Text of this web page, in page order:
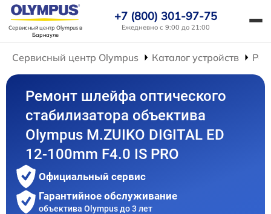
Сервисный центр Olympusв
Барнауле
+7 (800) 301-97-75
Ежедневно с 9:00 до 21:00
Сервисный центр Olympus Каталог устройств
Ремонт шлейфа оптического
стабилизатора объектива
Olympus M.ZUIKO DIGITAL ED
12‑100mm F4.0 IS PRO
Официальный сервис
Гарантийное обслуживание
объектива Olympus до 3 лет